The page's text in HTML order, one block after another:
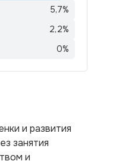
5,7%
2,2%
0%
и развития
занятия
и